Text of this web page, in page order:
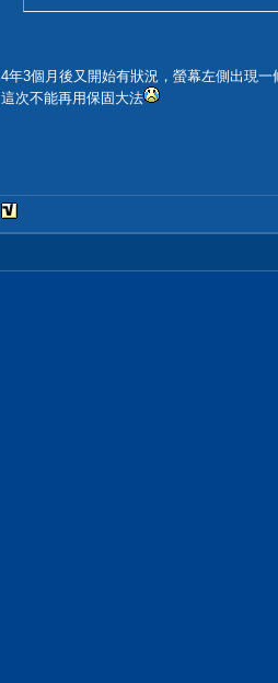
4年3個月後又開始有狀況，螢幕左側出現一
這次不能再用保固大法